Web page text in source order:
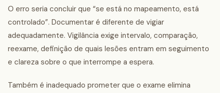
O erro seria concluir que “se está no mapeamento, está
controlado”. Documentar é diferente de vigiar
adequadamente. Vigilância exige intervalo, comparação,
reexame, definição de quais lesões entram em seguimento
e clareza sobre o que interrompe a espera.
Também é inadequado prometer que o exame elimina